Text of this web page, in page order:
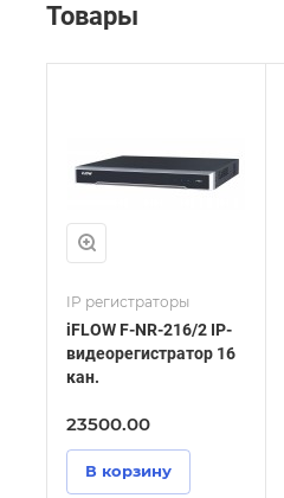
Товары
IP регистраторы
iFLOW F-NR-216/2 IP-
видеорегистратор 16
кан.
23500.00
В корзину